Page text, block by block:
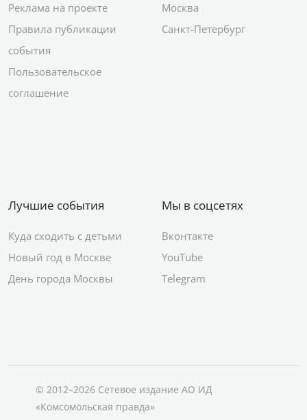
Реклама на проекте
Правила публикации
события
Пользовательское
соглашение
Москва
Санкт-Петербург
Лучшие события
Куда сходить с детьми
Новый год в Москве
День города Москвы
Мы в соцсетях
Вконтакте
YouTube
Telegram
© 2012–2026 Сетевое издание АО ИД
«Комсомольская правда»